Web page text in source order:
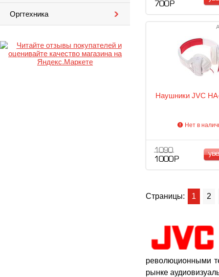
Оргтехника
700 Р
Наушники JVC
Нет в
1 090
1 000 Р
Страницы: 1 2
революционными
рынке